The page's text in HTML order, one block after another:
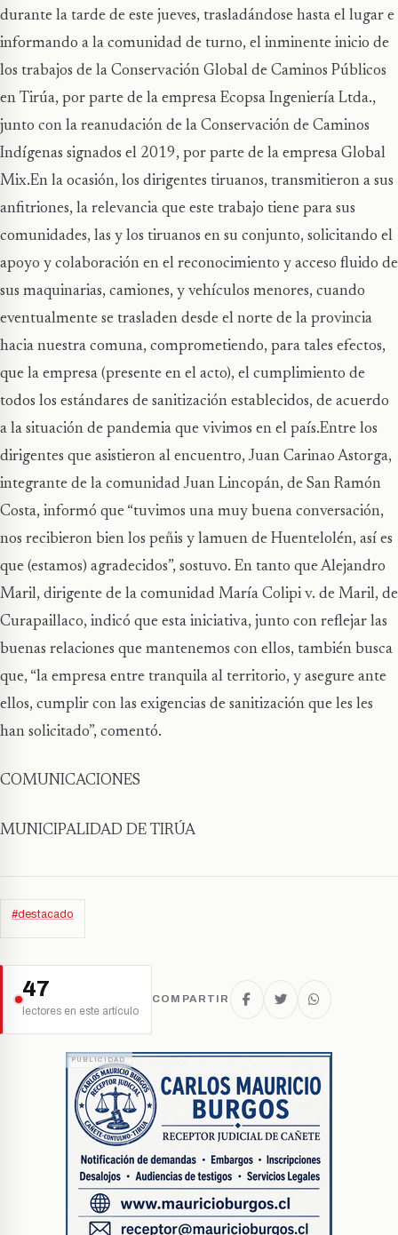
durante la tarde de este jueves, trasladándose hasta el lugar e
informando a la comunidad de turno, el inminente inicio de
los trabajos de la Conservación Global de Caminos Públicos
en Tirúa, por parte de la empresa Ecopsa Ingeniería Ltda.,
junto con la reanudación de la Conservación de Caminos
Indígenas signados el 2019, por parte de la empresa Global
Mix.En la ocasión, los dirigentes tiruanos, transmitieron a sus
anfitriones, la relevancia que este trabajo tiene para sus
comunidades, las y los tiruanos en su conjunto, solicitando el
apoyo y colaboración en el reconocimiento y acceso fluido de
sus maquinarias, camiones, y vehículos menores, cuando
eventualmente se trasladen desde el norte de la provincia
hacia nuestra comuna, comprometiendo, para tales efectos,
que la empresa (presente en el acto), el cumplimiento de
todos los estándares de sanitización establecidos, de acuerdo
a la situación de pandemia que vivimos en el país.Entre los
dirigentes que asistieron al encuentro, Juan Carinao Astorga,
integrante de la comunidad Juan Lincopán, de San Ramón
Costa, informó que “tuvimos una muy buena conversación,
nos recibieron bien los peñis y lamuen de Huentelolén, así es
que (estamos) agradecidos”, sostuvo. En tanto que Alejandro
Maril, dirigente de la comunidad María Colipi v. de Maril, de
Curapaillaco, indicó que esta iniciativa, junto con reflejar las
buenas relaciones que mantenemos con ellos, también busca
que, “la empresa entre tranquila al territorio, y asegure ante
ellos, cumplir con las exigencias de sanitización que les les
han solicitado”, comentó.
COMUNICACIONES
MUNICIPALIDAD DE TIRÚA
#destacado
47
lectores en este artículo
COMPARTIR